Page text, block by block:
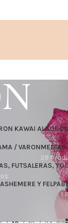
KAWAI
/ VARONMEDIAS
29
FUTSALERAS,
Y FELPA
1